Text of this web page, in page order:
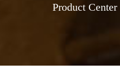
Product Center